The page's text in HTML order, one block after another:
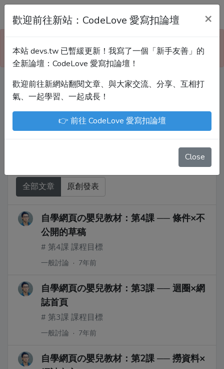
Devs.tw 寫程式討論區
請到新網站「CodeLove 愛寫扣論壇」！
Devs.tw 是讓工程師寫筆記、網誌的平台。歡迎
您隨手紀錄、寫作，方便日後搜尋！
尤川豪
Enoxs
chenjenping
全部文章 原創發表
自學網頁の嬰兒教材：第4課 ── 條件×不
公開的草稿
# 第4課 課程目標
一般討論 · 7年前
自學網頁の嬰兒教材：第3課 ── 迴圈×網
誌首頁
# 第3課 課程目標
一般討論 · 7年前
自學網頁の嬰兒教材：第2課 ── 撈資料×
歡迎前往新站：CodeLove 愛寫扣論壇 ×
本站 devs.tw 已暫緩更新！我寫了一個「新手友善」的
全新論壇：CodeLove 愛寫扣論壇！
歡迎前往新網站翻閱文章、與大家交流、分享、互相打
氣、一起學習、一起成長！
👉 前往 CodeLove 愛寫扣論壇
Close